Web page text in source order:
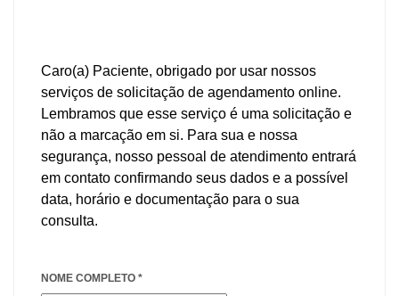
Caro(a) Paciente, obrigado por usar nossos
serviços de solicitação de agendamento online.
Lembramos que esse serviço é uma solicitação e
não a marcação em si. Para sua e nossa
segurança, nosso pessoal de atendimento entrará
em contato confirmando seus dados e a possível
data, horário e documentação para o sua
consulta.
NOME COMPLETO *